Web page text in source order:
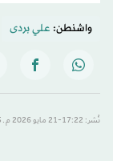
واشنطن: علي بردى
نُشر: 17:22-21 مايو 2026 م ـ 05 ذو الحِجّة 1447 هـ